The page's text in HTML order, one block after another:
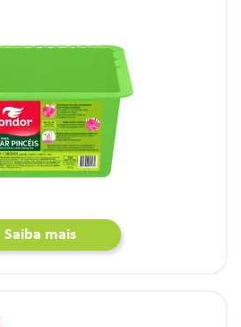
Saiba mais